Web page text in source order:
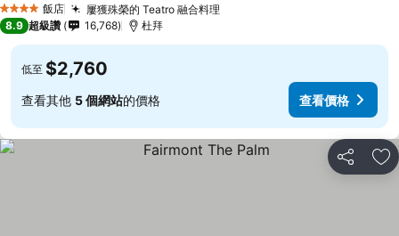
4 星級 飯店 屢獲殊榮的 Teatro 融合料理查看價格
8.9 超級讚 16,768 杜拜
低至 $2,760
查看其他 5 個網站的價格 查看價格
分享 加